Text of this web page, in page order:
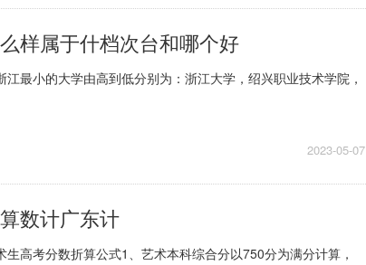
样属于什档次台和哪个好
最小的大学由高到低分别为：浙江大学，绍兴职业技术学院，
2023-05-07
数计广东计
生高考分数折算公式1、艺术本科综合分以750分为满分计算，